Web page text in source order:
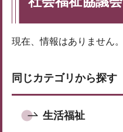
現在、情報はありません。
同じカテゴリから探す
生活福祉